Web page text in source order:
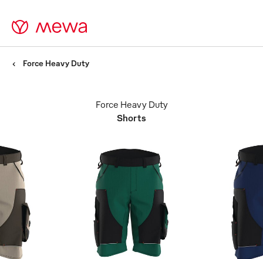
Force Heavy Duty
Shorts
Force Heavy Duty